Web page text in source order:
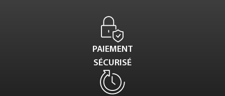
PAIEMENT
SÉCURISÉ